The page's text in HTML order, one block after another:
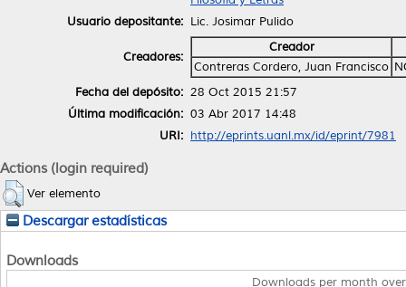
Usuario depositante: Lic. Josimar Pulido
Creadores:
Creador
Contreras Cordero, Juan Francisco
Fecha del depósito: 28 Oct 2015 21:57
Última modificación: 03 Abr 2017 14:48
URI: http://eprints.uanl.mx/id/eprint/7981
Actions (login required)
Ver elemento
Descargar estadísticas
Downloads
Downloads per month